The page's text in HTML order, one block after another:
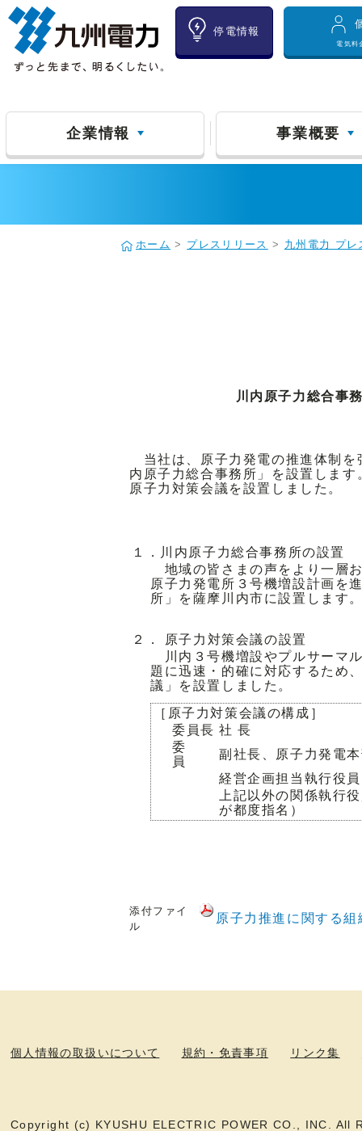
停電情報
電気料
企業情報 事業概要
ホーム > プレスリリース > 九州電力 プレ
川内原子力総合事
当社は、原子力発電の推進体制を
内原子力総合事務所」を設置しま
原子力対策会議を設置しました。
１．川内原子力総合事務所の設置
地域の皆さまの声をより一層
原子力発電所３号機増設計画を
所」を薩摩川内市に設置します
２． 原子力対策会議の設置
川内３号機増設やプルサーマ
題に迅速・的確に対応するため
議」を設置しました。
［原子力対策会議の構成］
委員長 社 長
委
員
副社長、原子力発電
経営企画担当執行役
上記以外の関係執行
が都度指名）
添付ファイ
ル
原子力推進に関する
個人情報の取扱いについて 規約・免責事項 リンク集
Copyright (c) KYUSHU ELECTRIC POWER CO., INC. All